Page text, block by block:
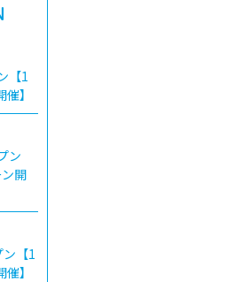
【1
】
ン
開
【1
】